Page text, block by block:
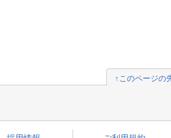
↑このページの